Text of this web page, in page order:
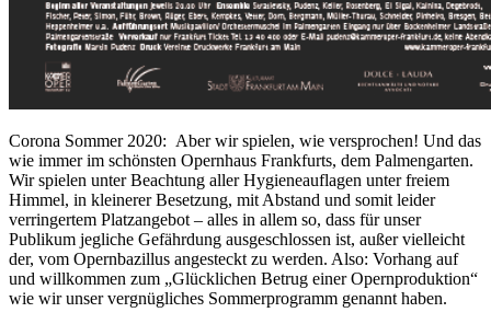
Corona Sommer 2020: Aber wir spielen, wie versprochen! Und das
wie immer im schönsten Opernhaus Frankfurts, dem Palmengarten.
Wir spielen unter Beachtung aller Hygieneauflagen unter freiem
Himmel, in kleinerer Besetzung, mit Abstand und somit leider
verringertem Platzangebot – alles in allem so, dass für unser
Publikum jegliche Gefährdung ausgeschlossen ist, außer vielleicht
der, vom Opernbazillus angesteckt zu werden. Also: Vorhang auf
und willkommen zum „Glücklichen Betrug einer Opernproduktion“
wie wir unser vergnügliches Sommerprogramm genannt haben.